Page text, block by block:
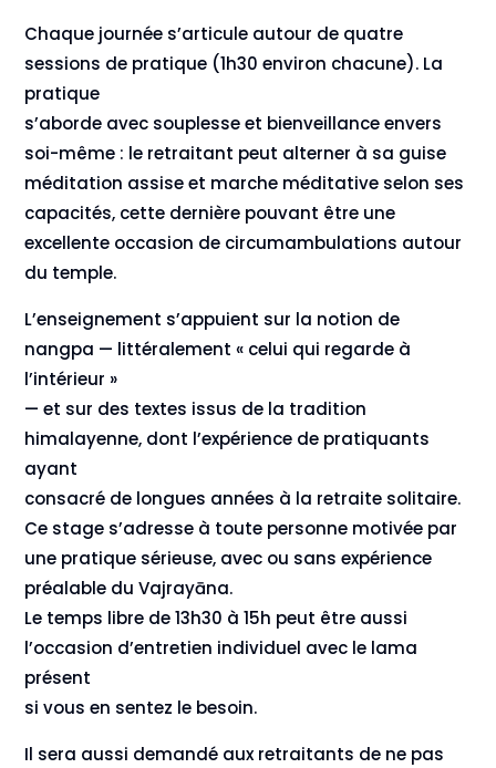
Chaque journée s’articule autour de quatre
sessions de pratique (1h30 environ chacune). La
pratique
s’aborde avec souplesse et bienveillance envers
soi-même : le retraitant peut alterner à sa guise
méditation assise et marche méditative selon ses
capacités, cette dernière pouvant être une
excellente occasion de circumambulations autour
du temple.
L’enseignement s’appuient sur la notion de
nangpa — littéralement « celui qui regarde à
l’intérieur »
— et sur des textes issus de la tradition
himalayenne, dont l’expérience de pratiquants
ayant
consacré de longues années à la retraite solitaire.
Ce stage s’adresse à toute personne motivée par
une pratique sérieuse, avec ou sans expérience
préalable du Vajrayāna.
Le temps libre de 13h30 à 15h peut être aussi
l’occasion d’entretien individuel avec le lama
présent
si vous en sentez le besoin.
Il sera aussi demandé aux retraitants de ne pas